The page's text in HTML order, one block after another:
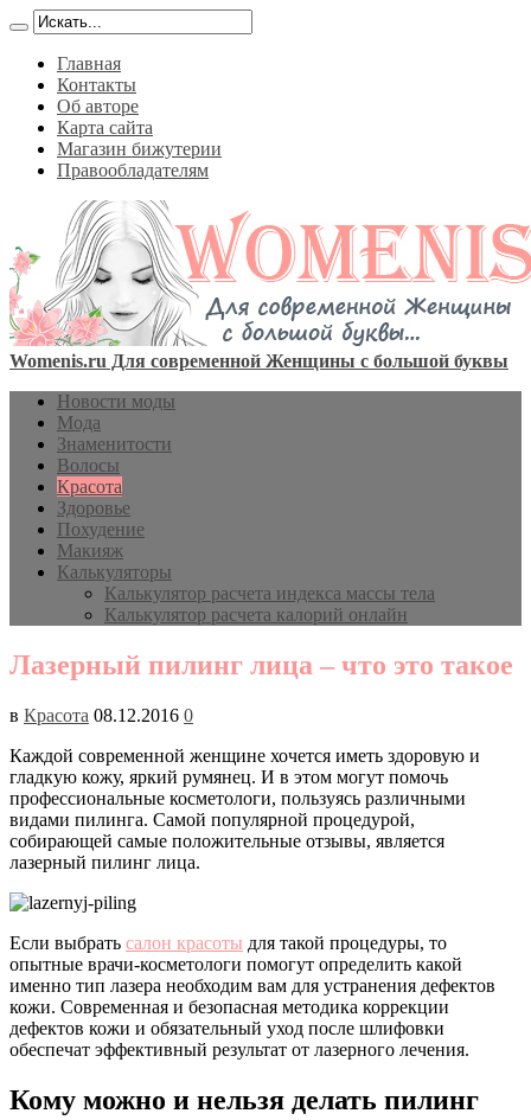
Главная
Контакты
Об авторе
Карта сайта
Магазин бижутерии
Правообладателям
Womenis.ru Для современной Женщины с большой буквы
Новости моды
Мода
Знаменитости
Волосы
Красота
Здоровье
Похудение
Макияж
Калькуляторы
Калькулятор расчета индекса массы тела
Калькулятор расчета калорий онлайн
Лазерный пилинг лица – что это такое
в Красота 08.12.2016 0
Каждой современной женщине хочется иметь здоровую и
гладкую кожу, яркий румянец. И в этом могут помочь
профессиональные косметологи, пользуясь различными
видами пилинга. Самой популярной процедурой,
собирающей самые положительные отзывы, является
лазерный пилинг лица.
Если выбрать салон красоты для такой процедуры, то
опытные врачи-косметологи помогут определить какой
именно тип лазера необходим вам для устранения дефектов
кожи. Современная и безопасная методика коррекции
дефектов кожи и обязательный уход после шлифовки
обеспечат эффективный результат от лазерного лечения.
Кому можно и нельзя делать пилинг